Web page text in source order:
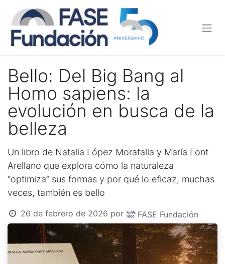
Bello: Del Big Bang al
Homo sapiens: la
evolución en busca de la
belleza
Un libro de Natalia López Moratalla y María Font
Arellano que explora cómo la naturaleza
“optimiza” sus formas y por qué lo eficaz, muchas
veces, también es bello
26 de febrero de 2026 por FASE Fundación